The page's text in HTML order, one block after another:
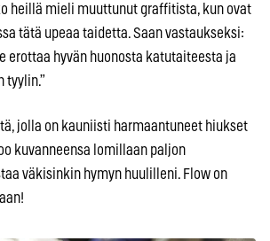
heillä mieli muuttunut graffitista, kun ovat
tätä upeaa taidetta. Saan vastaukseksi:
erottaa hyvän huonosta katutaiteesta ja
tyylin.”
jolla on kauniisti harmaantuneet hiukset
kuvanneensa lomillaan paljon
väkisinkin hymyn huulilleni. Flow on